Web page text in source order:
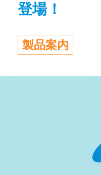
登場！
製品案内